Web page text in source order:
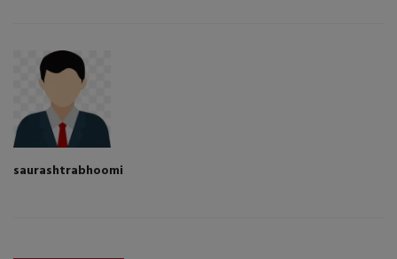
saurashtrabhoomi